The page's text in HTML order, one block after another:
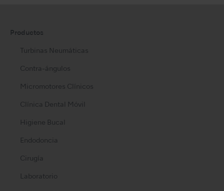
Productos
Turbinas Neumáticas
Contra-ángulos
Micromotores Clínicos
Clínica Dental Móvil
Higiene Bucal
Endodoncia
Cirugía
Laboratorio